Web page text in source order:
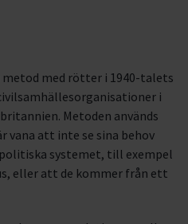
med rötter i 1940-talets
i
Metoden används
vana att inte se sina behov
systemet, till exempel
eller att de kommer från ett